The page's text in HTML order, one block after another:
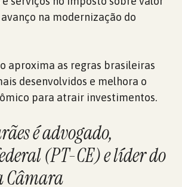
na modernização do
aproxima as regras brasileiras
desenvolvidos e melhora o
para atrair investimentos.
é advogado,
(PT-CE) e líder do
Câmara